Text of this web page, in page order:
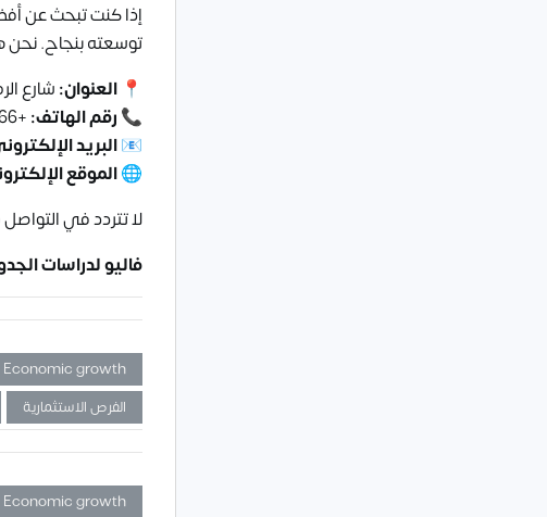
إذا كنت تبحث عن
توسعته بنجاح.
📍 العنوان:شارع
📞رقم الهاتف:+966 53 660 9222
📧البريد
🌐الموقع
لا تتردد في
فاليو لدراسات
Economic growth
الفرص الاستثمارية
Economic growth